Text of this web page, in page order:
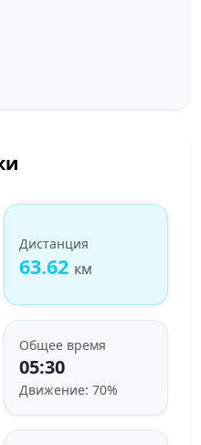
Дистанция
63.62 км
Общее время
05:30
Движение: 70%